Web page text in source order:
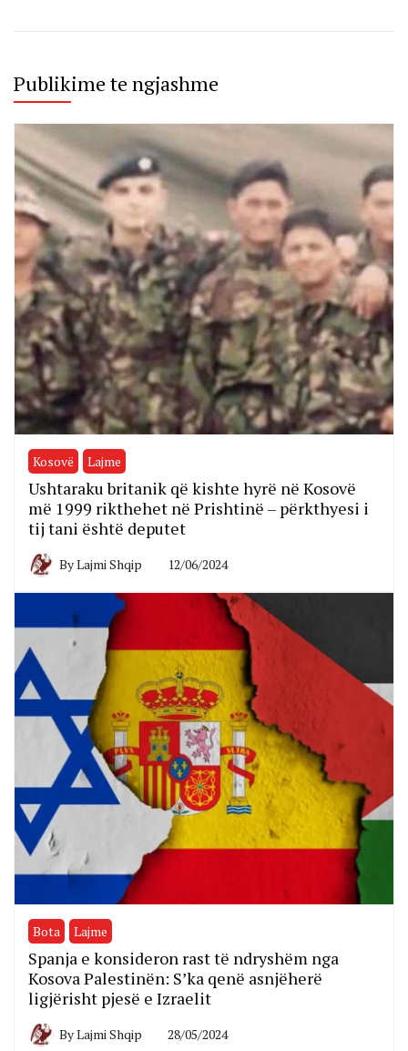
Publikime te ngjashme
Kosovë Lajme
Ushtaraku britanik që kishte hyrë në Kosovë
më 1999 rikthehet në Prishtinë – përkthyesi i
tij tani është deputet
ByLajmi Shqip 12/06/2024
Bota Lajme
Spanja e konsideron rast të ndryshëm nga
Kosova Palestinën: S’ka qenë asnjëherë
ligjërisht pjesë e Izraelit
ByLajmi Shqip 28/05/2024